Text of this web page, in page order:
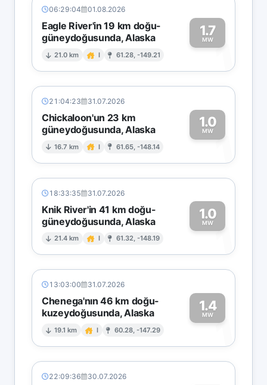
06:29:04 01.08.2026
Eagle River'in 19 km doğu-
güneydoğusunda, Alaska
21.0 km I 61.28, -149.21
1.7
MW1
21:04:23 31.07.2026
Chickaloon'un 23 km
güneydoğusunda, Alaska
16.7 km I 61.65, -148.14
1.0
MW1
18:33:35 31.07.2026
Knik River'in 41 km doğu-
güneydoğusunda, Alaska
21.4 km I 61.32, -148.19
1.0
MW1
13:03:00 31.07.2026
Chenega'nın 46 km doğu-
kuzeydoğusunda, Alaska
19.1 km I 60.28, -147.29
1.4
MW1
22:09:36 30.07.2026